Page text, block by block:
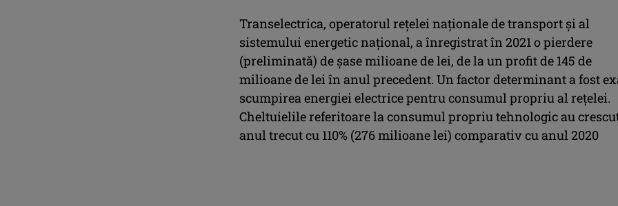
Transelectrica, operatorul rețelei naționale de transport și al
sistemului energetic național, a înregistrat în 2021 o pierdere
(preliminată) de șase milioane de lei, de la un profit de 145 de
milioane de lei în anul precedent. Un factor determinant a fost
scumpirea energiei electrice pentru consumul propriu al rețelei.
Cheltuielile referitoare la consumul propriu tehnologic au
anul trecut cu 110% (276 milioane lei) comparativ cu anul 2020